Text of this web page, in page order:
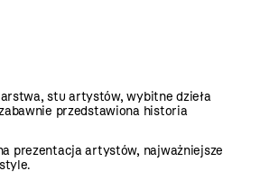
stu artystów, wybitne dzieła
przedstawiona historia
prezentacja artystów, najważniejsze